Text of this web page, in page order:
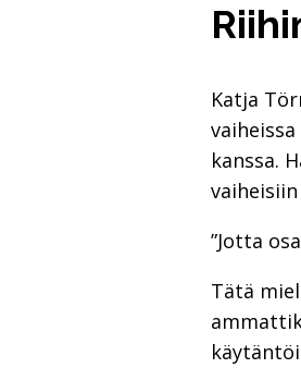
Katja
kanssa.
”Jotta
Tätä